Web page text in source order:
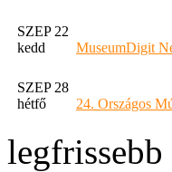
SZEP 22
kedd
MuseumDigit
SZEP 28
hétfő
24. Országos